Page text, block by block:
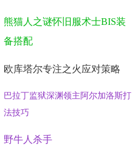
熊猫人之谜怀旧服术士BIS装
备搭配
欧库塔尔专注之火应对策略
巴拉丁监狱深渊领主阿尔加洛斯打
法技巧
野牛人杀手